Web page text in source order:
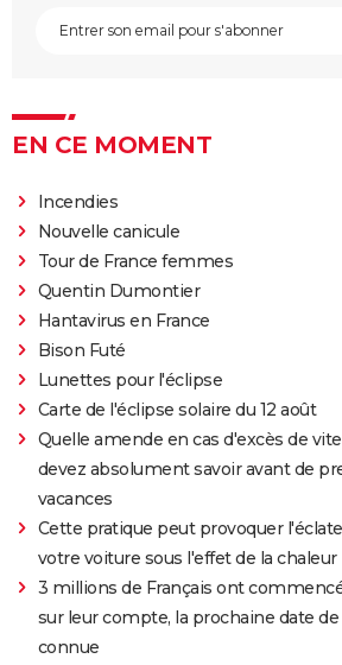
Tomb Raider : synopsis, Alicia
avis... Tout sur le film sur Lara Croft
streaming, critiques, Disney+...
Uncharted : faut-il connaître le
Venom : synopsis, casting,
le film avec Tom Hardy
annonce, casting...
Fast and Furious 9 : synopsis,
annonce, streaming, photos, avis...
Top Gun Maverick : Tom Cruise
des avions pour les besoins du
Hunger Games, Lever de soleil sur
Haymitch... des personnages
bande-annonce
Doctor Strange 2 : que signifient
génériques ? On vous explique
Gladiator 2 : pourquoi cette suite
EN CE MOMENT
Incendies
Nouvelle canicule
Tour de France femmes
Quentin Dumontier
Hantavirus en France
Bison Futé
Lunettes pour l'éclipse
Carte de l'éclipse solaire du 12 août
Quelle amende en cas d'excès de
devez absolument savoir avant de
vacances
Cette pratique peut provoquer
votre voiture sous l'effet de la chaleur
3 millions de Français ont
sur leur compte, la prochaine date
connue